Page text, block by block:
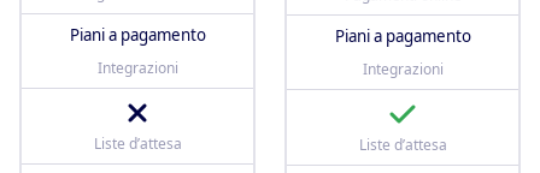
Piani a pagamento
Integrazioni
Liste d’attesa
Piani a pagamento
Integrazioni
Liste d’attesa